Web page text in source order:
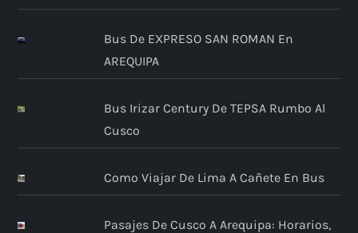
Bus De EXPRESO SAN ROMAN En
AREQUIPA
Bus Irizar Century De TEPSA Rumbo Al
Cusco
Como Viajar De Lima A Cañete En Bus
Pasajes De Cusco A Arequipa: Horarios,